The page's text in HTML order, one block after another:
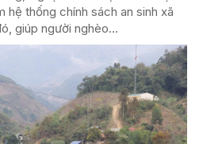
hệ thống chính sách an sinh xã
giúp người nghèo...